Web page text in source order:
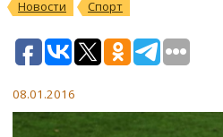
Новости Спорт
08.01.2016